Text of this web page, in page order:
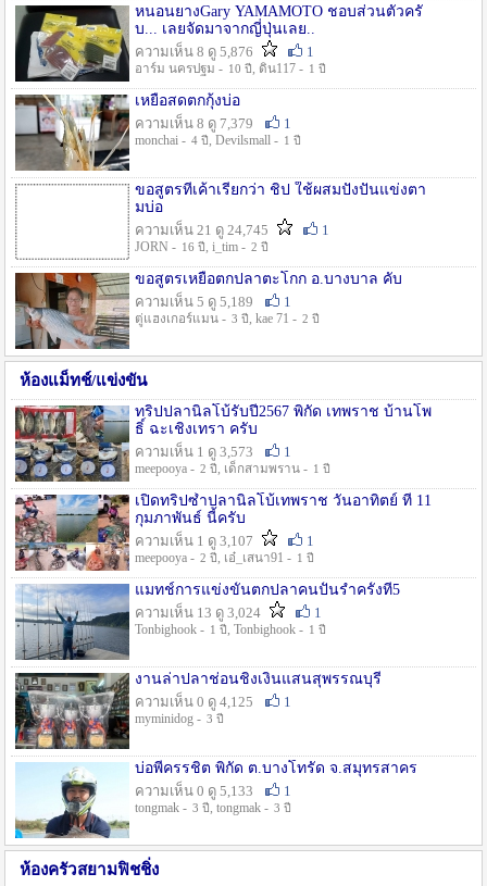
หนอนยางGary YAMAMOTO ชอบส่วนตัวครั
บ... เลยจัดมาจากญี่ปุ่นเลย..
ความเห็น 8 ดู 5,876
1
อาร์ม นครปฐม - 10 ปี , ดิน117 - 1 ปี
เหยื่อสดตกกุ้งบ่อ
ความเห็น 8 ดู 7,379
1
monchai - 4 ปี , Devilsmall - 1 ปี
ขอสูตรที่เค้าเรียกว่า ชิป ใช้ผสมปังปั่นแข่งตา
มบ่อ
ความเห็น 21 ดู 24,745
1
JORN - 16 ปี , i_tim - 2 ปี
ขอสูตรเหยื่อตกปลาตะโกก อ.บางบาล คับ
ความเห็น 5 ดู 5,189
1
ตู่แฮงเกอร์แมน - 3 ปี , kae 71 - 2 ปี
ห้องแม็ทช์/แข่งขัน
ทริปปลานิลโบ้รับปี2567 พิกัด เทพราช บ้านโพ
ธิ์ ฉะเชิงเทรา ครับ
ความเห็น 1 ดู 3,573
1
meepooya - 2 ปี , เด็กสามพราน - 1 ปี
เปิดทริปซ้ำปลานิลโบ้เทพราช วันอาทิตย์ ที่ 11
กุมภาพันธ์ นี้ครับ
ความเห็น 1 ดู 3,107
1
meepooya - 2 ปี , เอ๋_เสนา91 - 1 ปี
แมทช์การแข่งขั้นตกปลาคนปั้นรำครั้งที่5
ความเห็น 13 ดู 3,024
1
Tonbighook - 1 ปี , Tonbighook - 1 ปี
งานล่าปลาช่อนชิงเงินแสนสุพรรณบุรี
ความเห็น 0 ดู 4,125
1
myminidog - 3 ปี
บ่อพี่ครรชิต พิกัด ต.บางโทรัด จ.สมุทรสาคร
ความเห็น 0 ดู 5,133
1
tongmak - 3 ปี , tongmak - 3 ปี
ห้องครัวสยามฟิชชิ่ง